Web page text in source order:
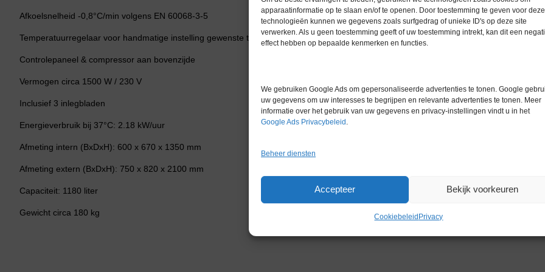
apparaatinformatie op te slaan en/of te openen. Door toestemming te geven voor deze
technologieën kunnen we gegevens zoals surfgedrag of unieke ID's op deze site
verwerken. Als u geen toestemming geeft of uw toestemming intrekt, kan dit een
effect hebben op bepaalde kenmerken en functies.
We gebruiken Google Ads om gepersonaliseerde advertenties te tonen. Google
uw gegevens om uw interesses te begrijpen en relevante advertenties te tonen. Meer
informatie over het gebruik van uw gegevens en privacy-instellingen vindt u in het
Google Ads Privacybeleid .
Beheer diensten
Accepteer Bekijk voorkeuren
CookiebeleidPrivacy
Afkoelsnelheid -0,8°C/min volgens EN 60068-3-5
Temperatuurregelaar voor handmatige instelling gewenste temperatuur
Controlepaneel & compressor aan bovenzijde
Vermogen circa 1500 W / 230 V
Inclusief 3 inlegbladen
Energieverbruik bij 37°C: 2.18 kW/uur
Afmeting intern (BxDxH): 600 x 670 x 1350 mm
Afmeting extern (BxDxH): 750 x 820 x 2100 mm
Capaciteit: 1180 liter
Gewicht circa 180 kg
Merk Overige